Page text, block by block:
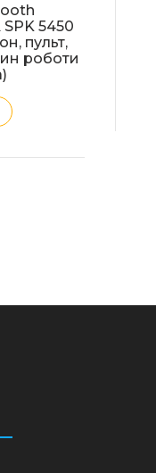
5450
пульт,
роботи